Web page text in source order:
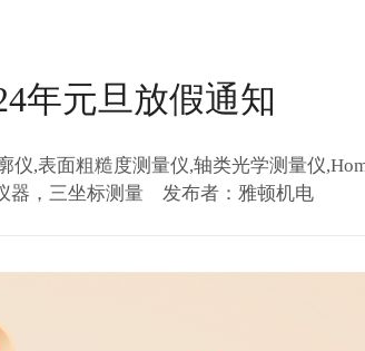
年元旦放假通知
,表面粗糙度测量仪,轴类光学测量仪
器，三坐标测量 发布者：雅顿机电